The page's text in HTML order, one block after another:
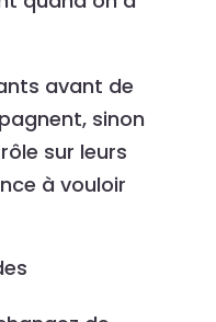
avant de
sinon
sur leurs
à vouloir